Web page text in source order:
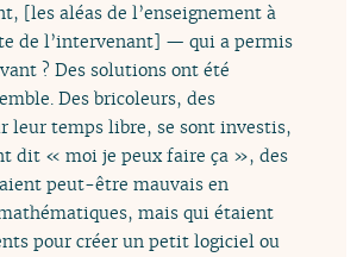
[les aléas de l’enseignement à
de l’intervenant] — qui a permis
? Des solutions ont été
Des bricoleurs, des
leur temps libre, se sont investis,
dit « moi je peux faire ça », des
peut-être mauvais en
mais qui étaient
pour créer un petit logiciel ou